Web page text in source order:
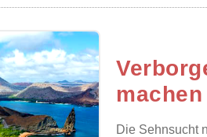
machen
Die Sehnsucht